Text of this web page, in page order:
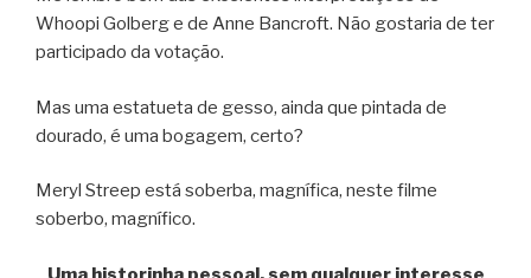
Whoopi Golberg e de Anne Bancroft. Não gostaria de ter
participado da votação.
Mas uma estatueta de gesso, ainda que pintada de
dourado, é uma bogagem, certo?
Meryl Streep está soberba, magnífica, neste filme
soberbo, magnífico.